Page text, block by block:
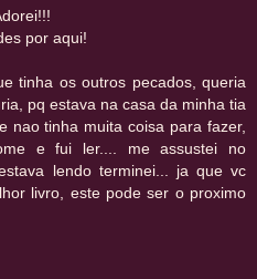
por aqui!
tinha os outros pecados, queria
pq estava na casa da minha tia
nao tinha muita coisa para fazer,
e fui ler.... me assustei no
lendo terminei... ja que vc
livro, este pode ser o proximo